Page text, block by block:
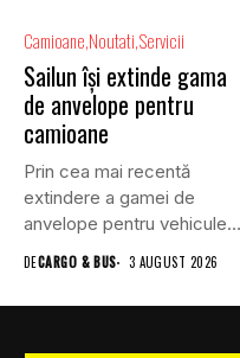
Camioane Noutati Servicii
Sailun își extinde gama
de anvelope pentru
camioane
Prin cea mai recentă
extindere a gamei de
anvelope pentru vehicule
comerciale,...
DECARGO & BUS 3 AUGUST 2026